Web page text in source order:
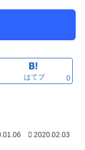
はてブ 0
2020.02.03